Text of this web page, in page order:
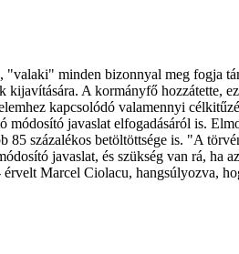
minden bizonnyal meg fogja
A kormányfő hozzátette,
kapcsolódó valamennyi
javaslat elfogadásáról is.
százalékos betöltöttsége is. "A
javaslat, és szükség van rá, ha
Marcel Ciolacu, hangsúlyozva,